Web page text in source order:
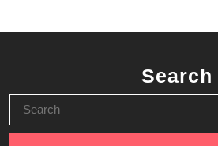
Search
for: